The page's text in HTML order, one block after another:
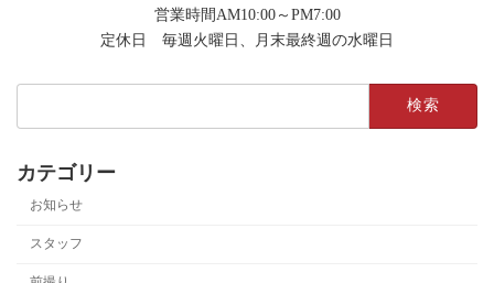
営業時間AM10:00～PM7:00
定休日 毎週火曜日、月末最終週の水曜日
カテゴリー
お知らせ
スタッフ